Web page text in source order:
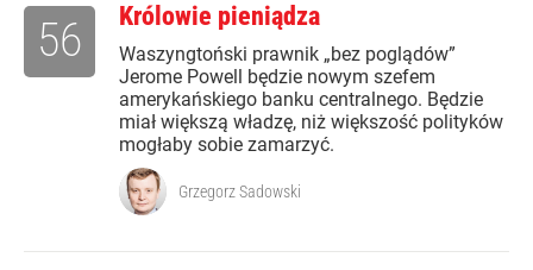
Królowie pieniądza
Waszyngtoński prawnik „bez poglądów”
Jerome Powell będzie nowym szefem
amerykańskiego banku centralnego. Będzie
miał większą władzę, niż większość polityków
mogłaby sobie zamarzyć.
56
Grzegorz Sadowski